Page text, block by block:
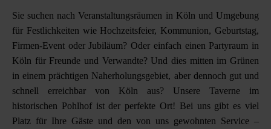
Sie suchen nach Veranstaltungsräumen in Köln und Umgebung
für Festlichkeiten wie Hochzeitsfeier, Kommunion, Geburtstag,
Firmen-Event oder Jubiläum? Oder einfach einen Partyraum in
Köln für Freunde und Verwandte? Und dies mitten im Grünen
in einem prächtigen Naherholungsgebiet, aber dennoch gut und
schnell erreichbar von Köln aus? Unsere Taverne im
historischen Pohlhof ist der perfekte Ort! Bei uns gibt es viel
Platz für Ihre Gäste und den von uns gewohnten Service –